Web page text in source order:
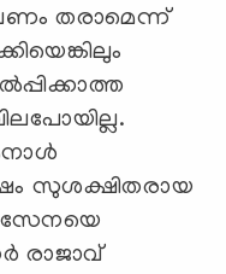
പണം തരാമെന്ന്
സുശക്ഷിതരായ
സേനയെ
രാജാവ്